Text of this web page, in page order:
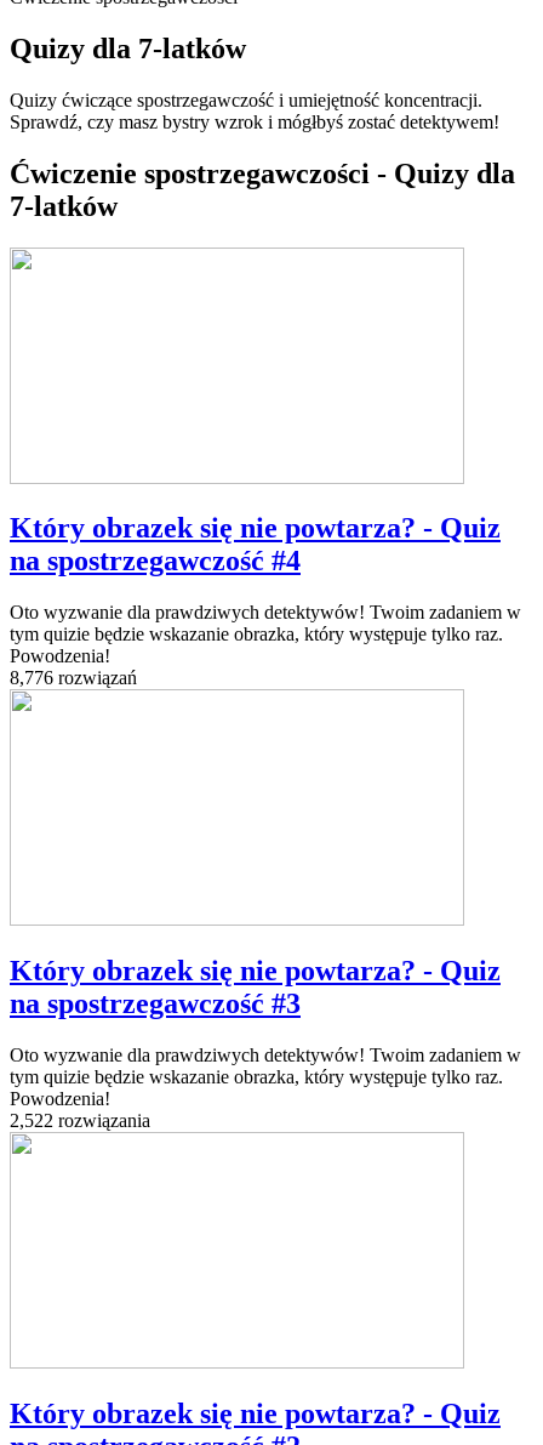
Quizy dla 7-latków
Quizy ćwiczące spostrzegawczość i umiejętność koncentracji.
Sprawdź, czy masz bystry wzrok i mógłbyś zostać detektywem!
Ćwiczenie spostrzegawczości - Quizy dla
7-latków
Który obrazek się nie powtarza? - Quiz
na spostrzegawczość #4
Oto wyzwanie dla prawdziwych detektywów! Twoim zadaniem w
tym quizie będzie wskazanie obrazka, który występuje tylko raz.
Powodzenia!
8,776 rozwiązań
Który obrazek się nie powtarza? - Quiz
na spostrzegawczość #3
Oto wyzwanie dla prawdziwych detektywów! Twoim zadaniem w
tym quizie będzie wskazanie obrazka, który występuje tylko raz.
Powodzenia!
2,522 rozwiązania
Który obrazek się nie powtarza? - Quiz